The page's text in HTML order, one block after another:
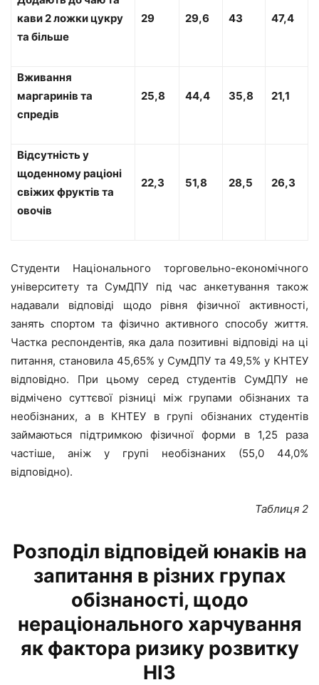
кави 2 ложки цукру
та більше
29 29,6 43 47,4
Вживання
маргаринів та
спредів
25,8 44,4 35,8 21,1
Відсутність у
щоденному раціоні
свіжих фруктів та
овочів
22,3 51,8 28,5 26,3
Студенти Національного торговельно-економічного
університету та СумДПУ під час анкетування також
надавали відповіді щодо рівня фізичної активності,
занять спортом та фізично активного способу життя.
Частка респондентів, яка дала позитивні відповіді на ці
питання, становила 45,65% у СумДПУ та 49,5% у КНТЕУ
відповідно. При цьому серед студентів СумДПУ не
відмічено суттєвої різниці між групами обізнаних та
необізнаних, а в КНТЕУ в групі обізнаних студентів
займаються підтримкою фізичної форми в 1,25 раза
частіше, аніж у групі необізнаних (55,0 44,0%
відповідно).
Таблиця 2
Розподіл відповідей юнаків на
запитання в різних групах
обізнаності, щодо
нераціонального харчування
як фактора ризику розвитку
НІЗ